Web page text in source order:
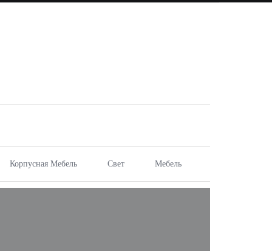
Корпусная Мебель Свет Мебель